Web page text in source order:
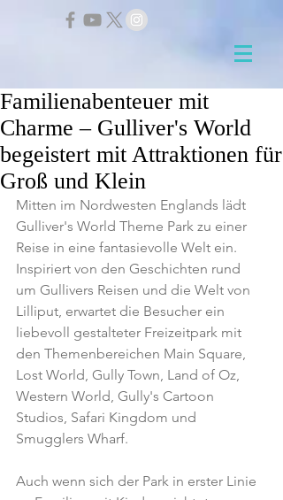
Familienabenteuer mit
Charme – Gulliver's World
begeistert mit Attraktionen für
Groß und Klein
Mitten im Nordwesten Englands lädt
Gulliver's World Theme Park zu einer
Reise in eine fantasievolle Welt ein.
Inspiriert von den Geschichten rund
um Gullivers Reisen und die Welt von
Lilliput, erwartet die Besucher ein
liebevoll gestalteter Freizeitpark mit
den Themenbereichen Main Square,
Lost World, Gully Town, Land of Oz,
Western World, Gully's Cartoon
Studios, Safari Kingdom und
Smugglers Wharf.
Auch wenn sich der Park in erster Linie